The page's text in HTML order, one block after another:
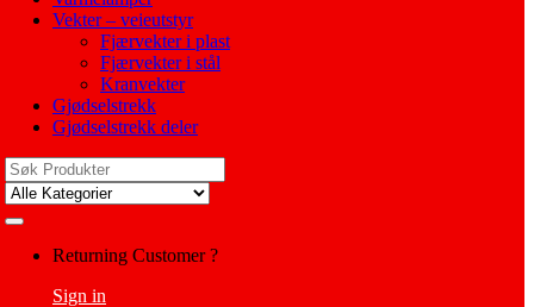
Vekter – veieutstyr
Fjærvekter i plast
Fjærvekter i stål
Kranvekter
Gjødselstrekk
Gjødselstrekk deler
Search
for:
Returning Customer ?
Sign in